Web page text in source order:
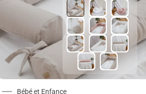
Bébé et Enfance